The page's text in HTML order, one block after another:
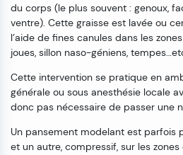
du corps (le plus souvent : genoux,
ventre). Cette graisse est lavée ou
l’aide de fines canules dans les
joues, sillon naso-géniens,
Cette intervention se pratique en
générale ou sous anesthésie locale
donc pas nécessaire de passer une
Un pansement modelant est parfois
et un autre, compressif, sur les zones